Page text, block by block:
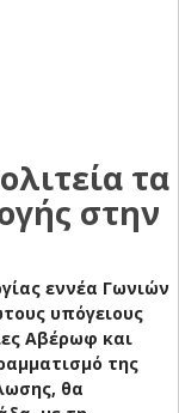
τα
στην
εννέα Γωνιών
υπόγειους
Αβέρωφ και
της
θα